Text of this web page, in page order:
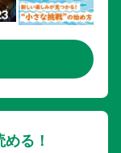
る！